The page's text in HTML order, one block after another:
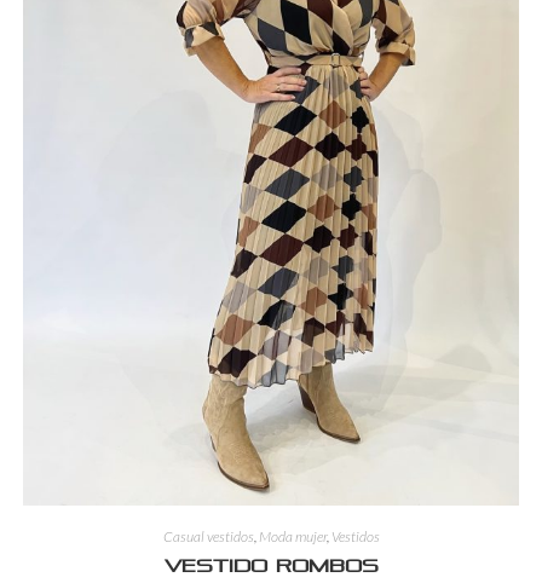
Casual vestidos Moda mujer, Vestidos
Vestido rombos